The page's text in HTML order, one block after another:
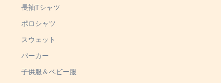
長袖Tシャツ
ポロシャツ
スウェット
パーカー
子供服＆ベビー服